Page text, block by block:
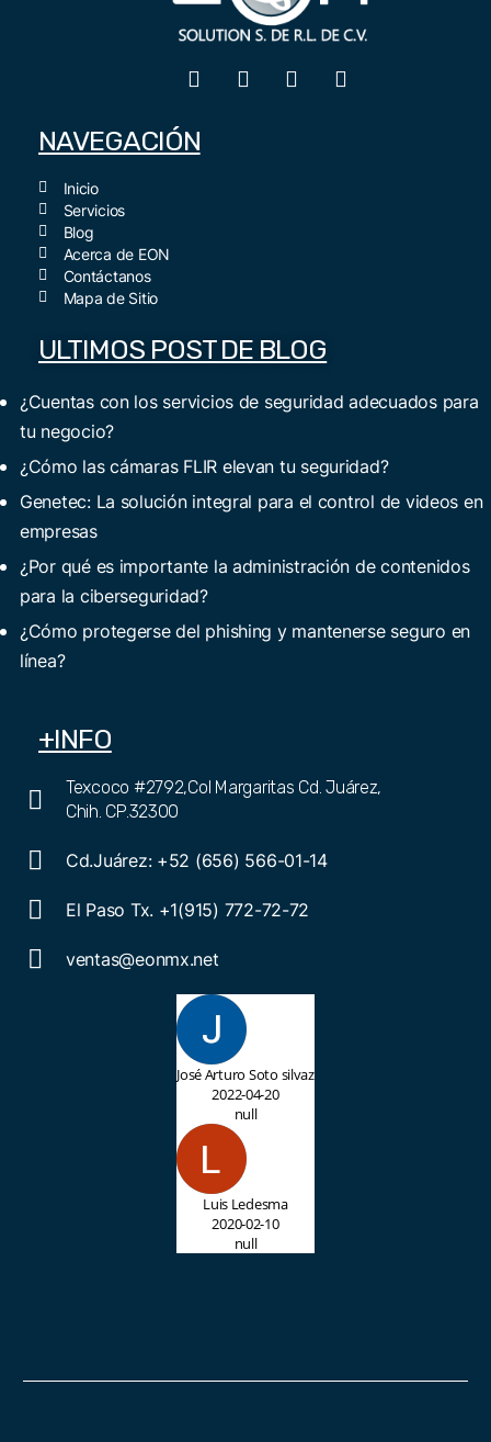
NAVEGACIÓN
Inicio
Servicios
Blog
Acerca de EON
Contáctanos
Mapa de Sitio
ULTIMOS POST DE BLOG
¿Cuentas con los servicios de seguridad adecuados para
tu negocio?
¿Cómo las cámaras FLIR elevan tu seguridad?
Genetec: La solución integral para el control de videos en
empresas
¿Por qué es importante la administración de contenidos
para la ciberseguridad?
¿Cómo protegerse del phishing y mantenerse seguro en
línea?
+INFO
Texcoco #2792,Col Margaritas Cd. Juárez,
Chih. CP.32300
Cd.Juárez: +52 (656) 566-01-14
El Paso Tx. +1(915) 772-72-72
ventas@eonmx.net
José Arturo Soto silvaz
2022-04-20
null
Luis Ledesma
2020-02-10
null